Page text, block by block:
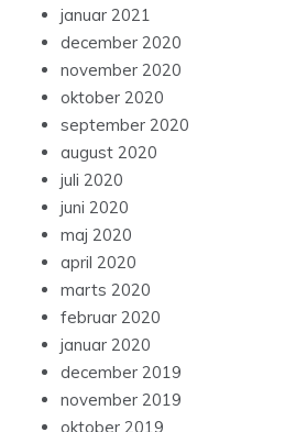
januar 2021
december 2020
november 2020
oktober 2020
september 2020
august 2020
juli 2020
juni 2020
maj 2020
april 2020
marts 2020
februar 2020
januar 2020
december 2019
november 2019
oktober 2019